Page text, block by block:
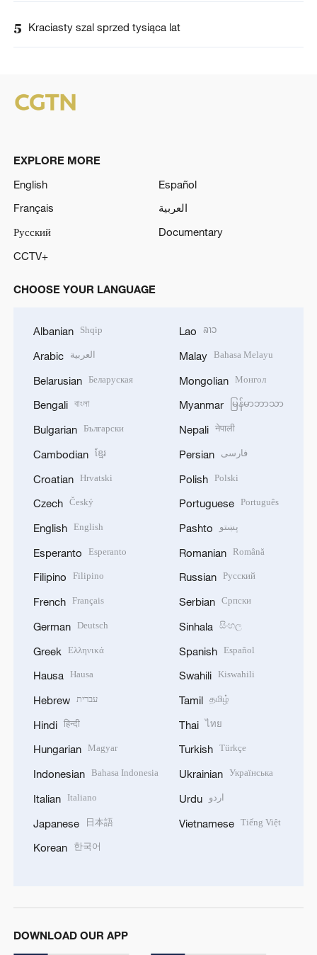
5 Kraciasty szal sprzed tysiąca lat
EXPLORE MORE
English
Español
Français
العربية
Русский
Documentary
CCTV+
CHOOSE YOUR LANGUAGE
Albanian Shqip
Arabic العربية
Belarusian Беларуская
Bengali বাংলা
Bulgarian Български
Cambodian ខ្មែរ
Croatian Hrvatski
Czech Český
English English
Esperanto Esperanto
Filipino Filipino
French Français
German Deutsch
Greek Ελληνικά
Hausa Hausa
Hebrew עברית
Hindi हिन्दी
Hungarian Magyar
Indonesian Bahasa Indonesia
Italian Italiano
Japanese 日本語
Korean 한국어
Lao ລາວ
Malay Bahasa Melayu
Mongolian Монгол
Myanmar မြန်မာဘာသာ
Nepali नेपाली
Persian فارسی
Polish Polski
Portuguese Português
Pashto پښتو
Romanian Română
Russian Русский
Serbian Српски
Sinhala සිංහල
Spanish Español
Swahili Kiswahili
Tamil தமிழ்
Thai ไทย
Turkish Türkçe
Ukrainian Українська
Urdu اردو
Vietnamese Tiếng Việt
DOWNLOAD OUR APP